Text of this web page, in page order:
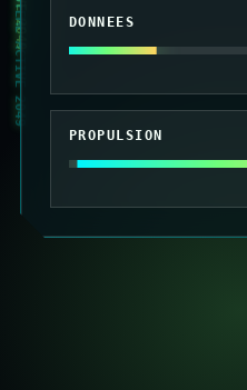
DONNEES
PROPULSION